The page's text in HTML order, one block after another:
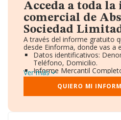
Acceda a toda
comercial de
Sociedad
A través del informe gratuito
desde Einforma, donde vas a
Datos identificativos:
Teléfono, Domicilio.
Informe Mercantil
Gráficos de Evolución
Consejo de Administración
Directivos y Ejecutivos.
Ver más
QUIERO MI